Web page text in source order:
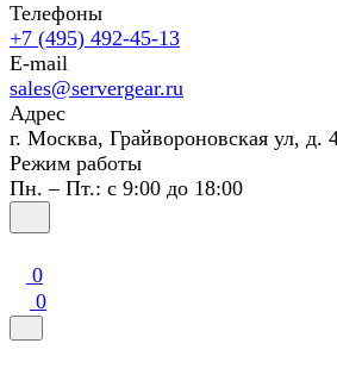
Телефоны
+7 (495) 492-45-13
E-mail
sales@servergear.ru
Адрес
г. Москва, Грайвороновская ул,
Режим работы
Пн. – Пт.: с 9:00 до 18:00
0
0